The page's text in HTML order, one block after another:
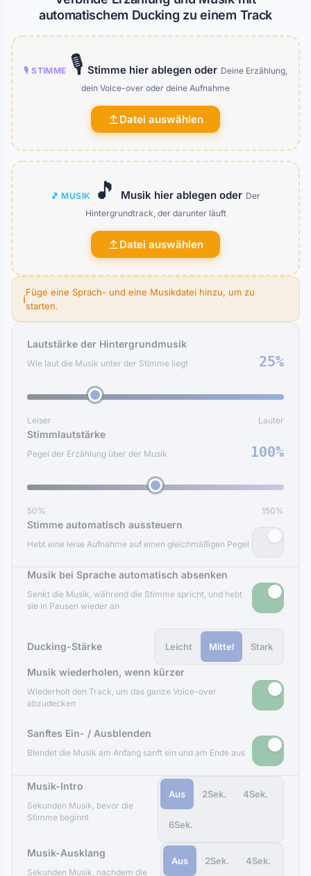
automatischem Ducking zu einem Track
🎙️ STIMME 🎙️ Stimme hier ablegen oder Deine Erzählung,
dein Voice-over oder deine Aufnahme
Datei auswählen
🎵 MUSIK 🎵 Musik hier ablegen oder Der
Hintergrundtrack, der darunter läuft
Datei auswählen
ℹ️Füge eine Sprach- und eine Musikdatei hinzu, um zu
starten.
Lautstärke der Hintergrundmusik
Wie laut die Musik unter der Stimme liegt 25%
Leiser Lauter
Stimmlautstärke
Pegel der Erzählung über der Musik 100%
50% 150%
Stimme automatisch aussteuern
Hebt eine leise Aufnahme auf einen gleichmäßigen Pegel
Musik bei Sprache automatisch absenken
Senkt die Musik, während die Stimme spricht, und hebt
sie in Pausen wieder an
Ducking-Stärke Leicht Mittel Stark
Musik wiederholen, wenn kürzer
Wiederholt den Track, um das ganze Voice-over
abzudecken
Sanftes Ein- / Ausblenden
Blendet die Musik am Anfang sanft ein und am Ende aus
Musik-Intro
Sekunden Musik, bevor die
Stimme beginnt
Aus 2Sek. 4Sek.
6Sek.
Musik-Ausklang
Sekunden Musik, nachdem die
Aus 2Sek. 4Sek.